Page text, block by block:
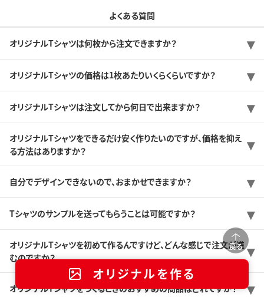
戻る
オリジナルを作る
よくある質問
オリジナルTシャツは何枚から注文できますか？
オリジナルTシャツの価格は1枚あたりいくらくらいですか？
オリジナルTシャツは注文してから何日で出来ますか？
オリジナルTシャツをできるだけ安く作りたいのですが、価格を抑え
る方法はありますか？
自分でデザインできないので、おまかせできますか？
Tシャツのサンプルを送ってもらうことは可能ですか？
オリジナルTシャツを初めて作るんですけど、どんな感じで注文が進
むのですか？
オリジナルTシャツをつくるときのおすすめの商品はどれですか？